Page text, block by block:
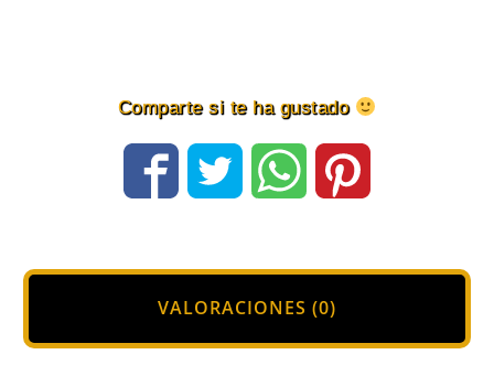
Comparte si te ha gustado
VALORACIONES (0)